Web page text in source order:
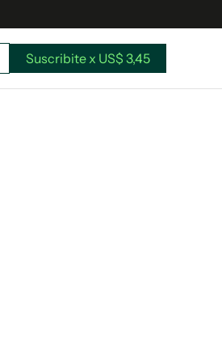
Suscribite x US$ 3,45